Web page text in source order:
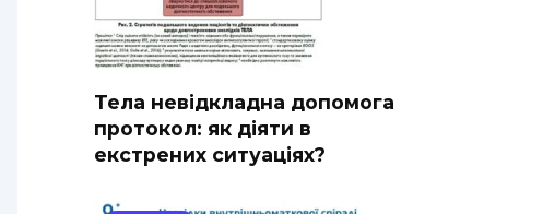
Тела невідкладна допомога
протокол: як діяти в
екстрених ситуаціях?